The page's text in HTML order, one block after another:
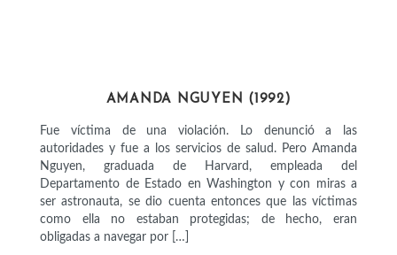
AMANDA NGUYEN (1992)
Fue víctima de una violación. Lo denunció a las
autoridades y fue a los servicios de salud. Pero Amanda
Nguyen, graduada de Harvard, empleada del
Departamento de Estado en Washington y con miras a
ser astronauta, se dio cuenta entonces que las víctimas
como ella no estaban protegidas; de hecho, eran
obligadas a navegar por […]